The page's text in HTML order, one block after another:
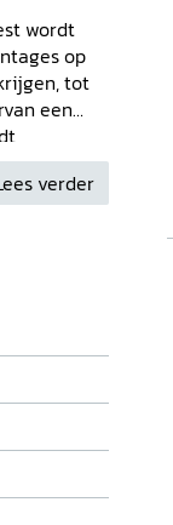
wordt
op
tot
een
op een
een
verder